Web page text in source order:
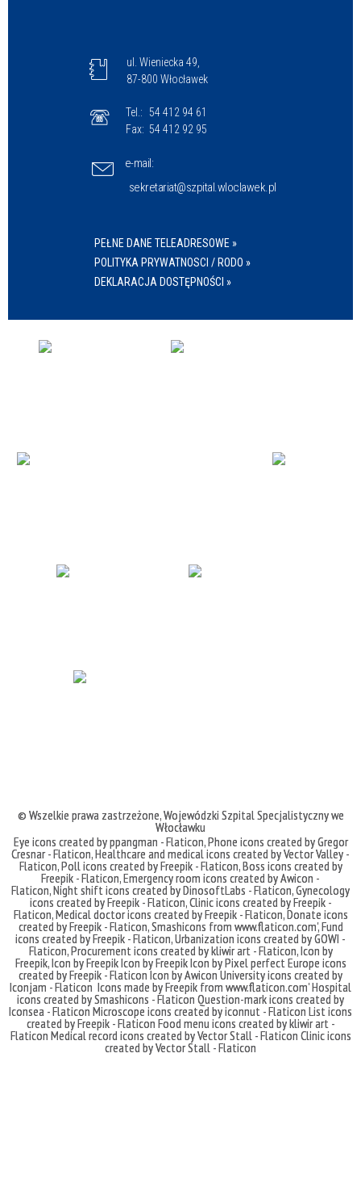
ul. Wieniecka 49,
87-800 Włocławek
Tel.: 54 412 94 61
Fax: 54 412 92 95
e-mail:
sekretariat@szpital.wloclawek.pl
PEŁNE DANE TELEADRESOWE »
POLITYKA PRYWATNOSCI / RODO »
DEKLARACJA DOSTĘPNOŚCI »
© Wszelkie prawa zastrzeżone,Wojewódzki Szpital Specjalistyczny we
Włocławku
Eye icons created by ppangman - Flaticon,Phone icons created by Gregor
Cresnar - Flaticon,Healthcare and medical icons created by Vector Valley -
Flaticon,Poll icons created by Freepik - Flaticon,Boss icons created by
Freepik - Flaticon,Emergency room icons created by Awicon -
Flaticon,Night shift icons created by DinosoftLabs - Flaticon,Gynecology
icons created by Freepik - Flaticon,Clinic icons created by Freepik -
Flaticon,Medical doctor icons created by Freepik - Flaticon,Donate icons
created by Freepik - Flaticon,Smashicons from www.flaticon.com',Fund
icons created by Freepik - Flaticon,Urbanization icons created by GOWI -
Flaticon,Procurement icons created by kliwir art - Flaticon,Icon by
Freepik,Icon by FreepikIcon by FreepikIcon by Pixel perfectEurope icons
created by Freepik - Flaticon Icon by Awicon University icons created by
Iconjam - Flaticon Icons made byFreepik from www.flaticon.com'Hospital
icons created by Smashicons - Flaticon Question-mark icons created by
Iconsea - Flaticon Microscope icons created by iconnut - Flaticon List icons
created by Freepik - Flaticon Food menu icons created by kliwir art -
Flaticon Medical record icons created by Vector Stall - Flaticon Clinic icons
created by Vector Stall - Flaticon